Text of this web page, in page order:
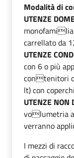
Modalità di
UTENZE
carrellato da
UTENZE
con 6 o più
contenitori
lt) con
UTENZE NON
volumetria a
verranno
I mezzi di